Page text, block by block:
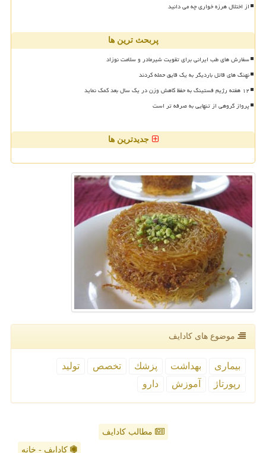
از اختلال هرزه خواری چه می دانید
پربحث ترین ها
سفارش های طب ایرانی برای تقویت شیرمادر و سلامت نوزاد
نهنگ های قاتل باردیگر به یک قایق حمله کردند
۱۲ هفته رژیم فستینگ به حفظ کاهش وزن در یک سال بعد کمک نماید
پرواز گروهی از تنهایی به صرفه تر است
جدیدترین ها
موضوع های كادایف
بیماری بهداشت پزشك تخصص
تولید
رپورتاژ
آموزش دارو
مطالب کادایف
کادایف - خانه